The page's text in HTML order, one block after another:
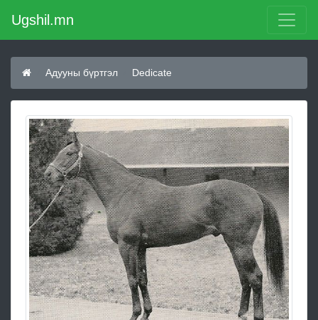
Ugshil.mn
Адууны бүртгэл Dedicate